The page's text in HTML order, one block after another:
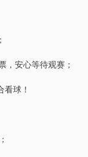
，安心等待观赛；
球！